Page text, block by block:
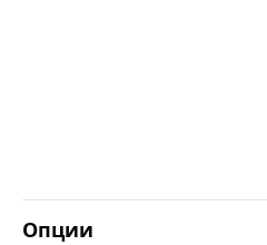
Опции